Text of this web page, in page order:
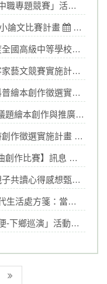
國立屏東大學辦理「2026全國高中職專題競賽」活動
論文比賽計畫 2026-
教育部國民及學前教育署115年度全國高級中等學校廉潔教育研習營「專業倫理，誠信領航」實施計畫
雲林縣政府115年度全國中小學客家藝文競賽實施計畫
雲林縣政府115學年度本縣海洋科普繪本創作徵選實施計畫
雲林縣政府辦理「雲林在地環境議題繪本創作與推廣計畫」相關資訊
作徵選實施計畫
創作比賽】訊息
115年全國性多語多元文化繪本親子共讀心得感想甄選
2026年夏季閱讀系列講座：「現代生活處方箋：當代文學中的溫柔、療癒與自我探索」
雲林縣政府辦理「2026藝術宅急便-下鄉巡演」活動資訊